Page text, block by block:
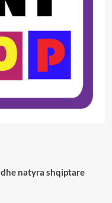
natyra shqiptare